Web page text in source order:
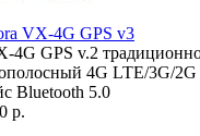
VX-4G GPS v3
4G GPS v.2
4G LTE/3G/
Bluetooth 5.0
р.